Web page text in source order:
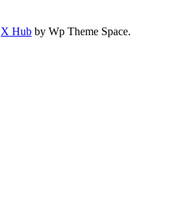
X Hub by Wp Theme Space.